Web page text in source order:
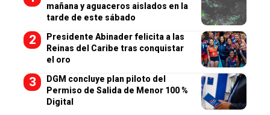
mañana y aguaceros aislados en la
tarde de este sábado
Presidente Abinader felicita a las
Reinas del Caribe tras conquistar
el oro
DGM concluye plan piloto del
Permiso de Salida de Menor 100 %
Digital